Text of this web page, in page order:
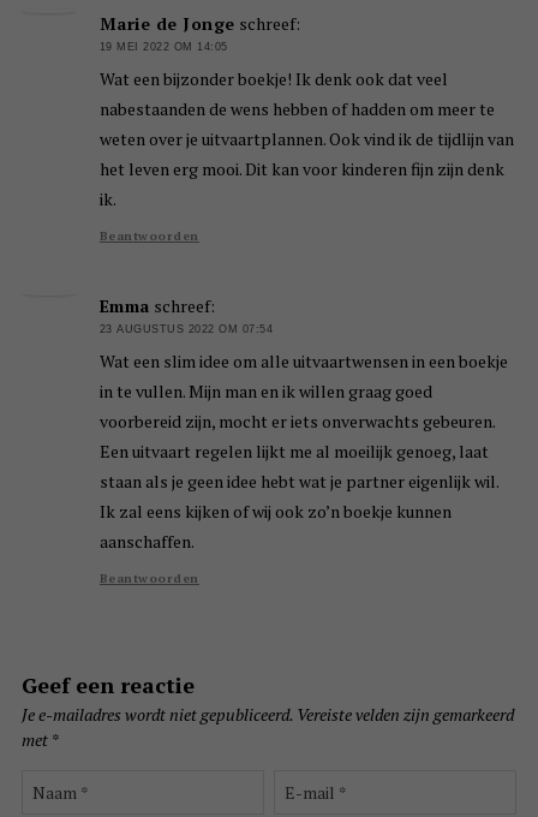
Marie de Jonge schreef:
19 MEI 2022 OM 14:05
Wat een bijzonder boekje! Ik denk ook dat veel
nabestaanden de wens hebben of hadden om meer te
weten over je uitvaartplannen. Ook vind ik de tijdlijn van
het leven erg mooi. Dit kan voor kinderen fijn zijn denk
ik.
Beantwoorden
Emma schreef:
23 AUGUSTUS 2022 OM 07:54
Wat een slim idee om alle uitvaartwensen in een boekje
in te vullen. Mijn man en ik willen graag goed
voorbereid zijn, mocht er iets onverwachts gebeuren.
Een uitvaart regelen lijkt me al moeilijk genoeg, laat
staan als je geen idee hebt wat je partner eigenlijk wil.
Ik zal eens kijken of wij ook zo’n boekje kunnen
aanschaffen.
Beantwoorden
Geef een reactie
Je e-mailadres wordt niet gepubliceerd. Vereiste velden zijn gemarkeerd
met *